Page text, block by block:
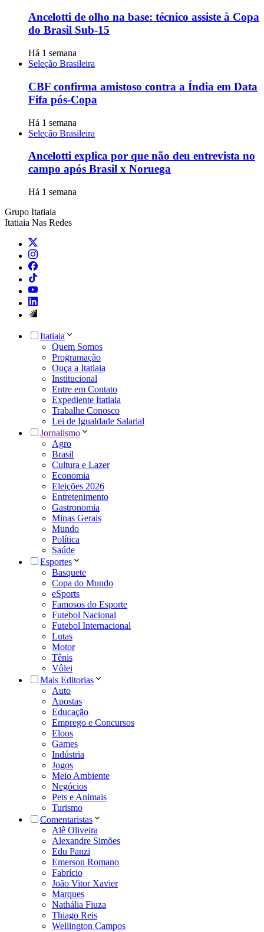
Ancelotti de olho na base: técnico assiste à Copa
do Brasil Sub-15
Há 1 semana
Seleção Brasileira
CBF confirma amistoso contra a Índia em Data
Fifa pós-Copa
Há 1 semana
Seleção Brasileira
Ancelotti explica por que não deu entrevista no
campo após Brasil x Noruega
Há 1 semana
Grupo Itatiaia
Itatiaia Nas Redes
Itatiaia
Quem Somos
Programação
Ouça a Itatiaia
Institucional
Entre em Contato
Expediente Itatiaia
Trabalhe Conosco
Lei de Igualdade Salarial
Jornalismo
Agro
Brasil
Cultura e Lazer
Economia
Eleições 2026
Entretenimento
Gastronomia
Minas Gerais
Mundo
Política
Saúde
Esportes
Basquete
Copa do Mundo
eSports
Famosos do Esporte
Futebol Nacional
Futebol Internacional
Lutas
Motor
Tênis
Vôlei
Mais Editorias
Auto
Apostas
Educação
Emprego e Concursos
Eloos
Games
Indústria
Jogos
Meio Ambiente
Negócios
Pets e Animais
Turismo
Comentaristas
Alê Oliveira
Alexandre Simões
Edu Panzi
Emerson Romano
Fabrício
João Vitor Xavier
Marques
Nathália Fiuza
Thiago Reis
Wellington Campos